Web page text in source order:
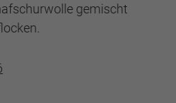
gemischt